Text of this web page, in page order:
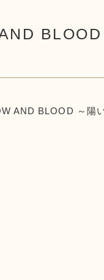
BLOOD
AND BLOOD ～陽